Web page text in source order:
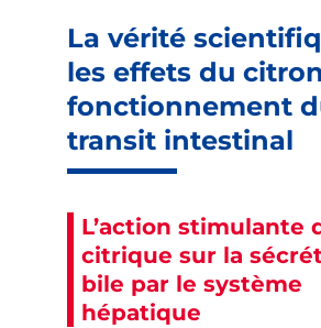
La vérité
les effets du
fonctionnement
transit intestinal
L’action stimulante
citrique sur la
bile par le système
hépatique